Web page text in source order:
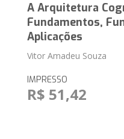
A Arquitetura
Fundamentos,
Aplicações
Vitor Amadeu Souza
IMPRESSO
R$ 51,42